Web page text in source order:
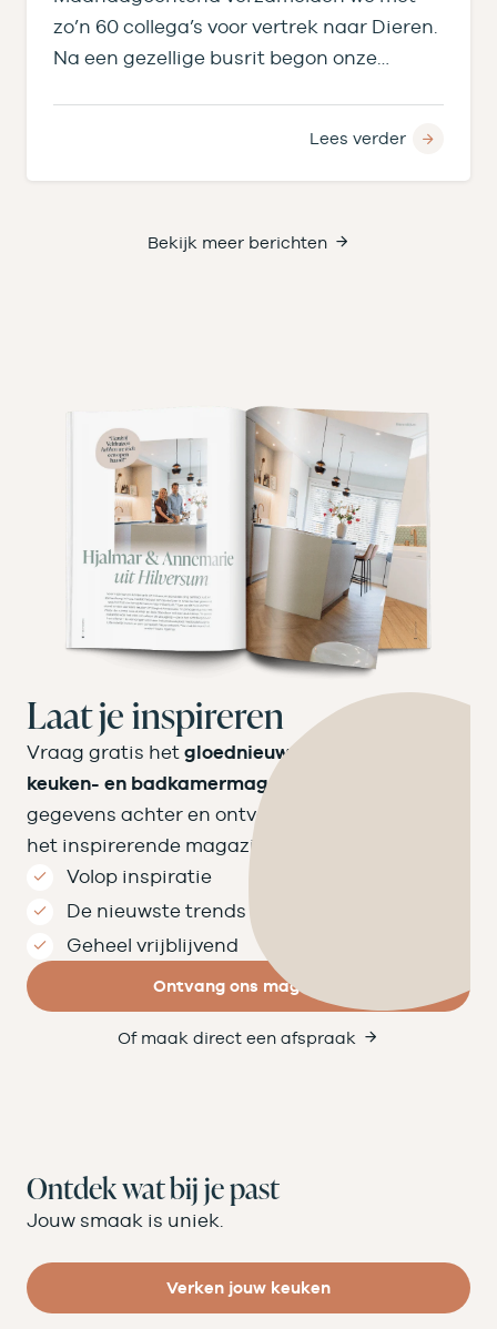
zo’n 60 collega’s voor vertrek naar Dieren.
Na een gezellige busrit begon onze
Lees verder
Bekijk meer berichten
Laat je inspireren
Vraag gratis het gloednieuwe Velthuizen
keuken- en badkamermagazine
gegevens achter en ontvang binnen een week
het inspirerende magazine op de mat.
Volop inspiratie
De nieuwste trends
Geheel vrijblijvend
Ontvang ons magazine
Of maak direct een afspraak
Ontdek wat bij je past
Jouw smaak is uniek.
Verken jouw keuken